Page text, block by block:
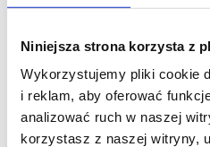
Niniejsza strona korzysta z
Wykorzystujemy pliki cookie
i reklam, aby oferować
analizować ruch w naszej
korzystasz z naszej witryny,
SZKOLENIE NASTĘPUJĄCE